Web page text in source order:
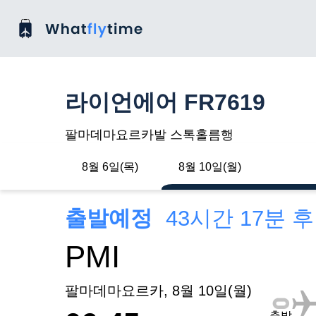
라이언에어 FR7619
팔마데마요르카발 스톡홀름행
8월 6일(목) 8월 10일(월)
출발예정 43시간 17분
PMI
팔마데마요르카, 8월 10일(월)